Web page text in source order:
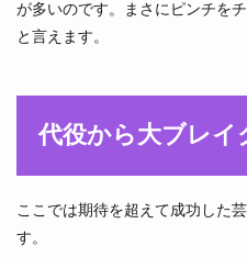
が多いのです。まさにピンチを
と言えます。
代役から大ブレイ
ここでは期待を超えて成功した
す。